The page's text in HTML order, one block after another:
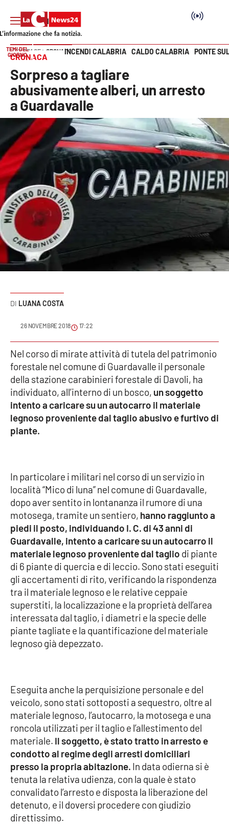
SEZIONI
Cronaca
Politica
Attualità
Economia e lavoro
Italia Mondo
Sanità
Sport
Meteo
Editoriali
VIDEO
Ambiente
Cultura
Economia e Lavoro
Politica
Sanità
Società
Sport
RUBRICHE
Parchi Marini Calabria
Leggendo Alvaro insieme
Imprese Di Calabria
Le perfidie di Antonella Grippo
Venti di comunicazione
Vai
TEMI DEL
GIORNO
INCENDI CALABRIA CALDO CALABRIA PONTE
HOME PAGE CRONACA
CRONACA
Sorpreso a tagliare
abusivamente alberi, un arresto
a Guardavalle
LUANA COSTA
26 NOVEMBRE 2018 17:22
Nel corso di mirate attività di tutela del patrimonio
forestale nel comune di Guardavalle il personale
della stazione carabinieri forestale di Davoli, ha
individuato, all’interno di un bosco, un soggetto
intento a caricare su un autocarro il materiale
legnoso proveniente dal taglio abusivo e furtivo di
piante.
In particolare i militari nel corso di un servizio in
località “Mico di luna” nel comune di Guardavalle,
dopo aver sentito in lontananza il rumore di una
motosega, tramite un sentiero, hanno raggiunto a
piedi il posto, individuando I. C. di 43 anni di
Guardavalle, intento a caricare su un autocarro il
materiale legnoso proveniente dal taglio di piante
di 6 piante di quercia e di leccio. Sono stati eseguiti
gli accertamenti di rito, verificando la rispondenza
tra il materiale legnoso e le relative ceppaie
superstiti, la localizzazione e la proprietà dell’area
interessata dal taglio, i diametri e la specie delle
piante tagliate e la quantificazione del materiale
legnoso già depezzato.
Eseguita anche la perquisizione personale e del
veicolo, sono stati sottoposti a sequestro, oltre al
materiale legnoso, l’autocarro, la motosega e una
roncola utilizzati per il taglio e l’allestimento del
materiale. Il soggetto, è stato tratto in arresto e
condotto al regime degli arresti domiciliari
presso la propria abitazione. In data odierna si è
tenuta la relativa udienza, con la quale è stato
convalidato l’arresto e disposta la liberazione del
detenuto, e il doversi procedere con giudizio
direttissimo.